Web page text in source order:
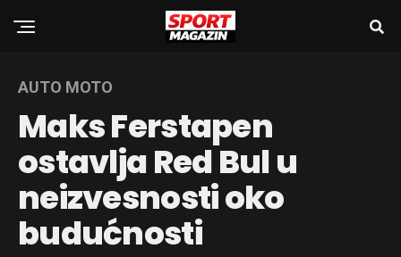
AUTO MOTO
Maks Ferstapen
ostavlja Red Bul u
neizvesnosti oko
budućnosti